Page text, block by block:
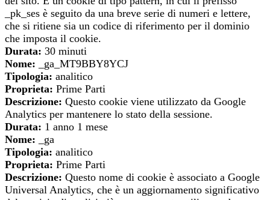
_pk_ses è seguito da una breve serie di numeri e lettere,
che si ritiene sia un codice di riferimento per il dominio
che imposta il cookie.
Durata: 30 minuti
Nome: _ga_MT9BBY8YCJ
Tipologia: analitico
Proprieta: Prime Parti
Descrizione: Questo cookie viene utilizzato da Google
Analytics per mantenere lo stato della sessione.
Durata: 1 anno 1 mese
Nome: _ga
Tipologia: analitico
Proprieta: Prime Parti
Descrizione: Questo nome di cookie è associato a Google
Universal Analytics, che è un aggiornamento significativo